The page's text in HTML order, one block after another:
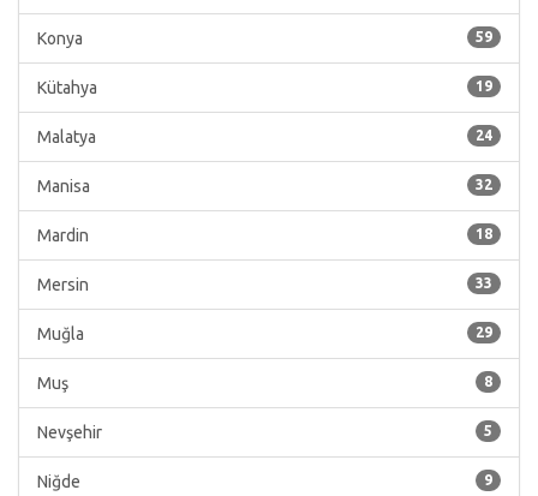
59
Konya
19
Kütahya
24
Malatya
32
Manisa
18
Mardin
33
Mersin
29
Muğla
8
Muş
5
Nevşehir
9
Niğde